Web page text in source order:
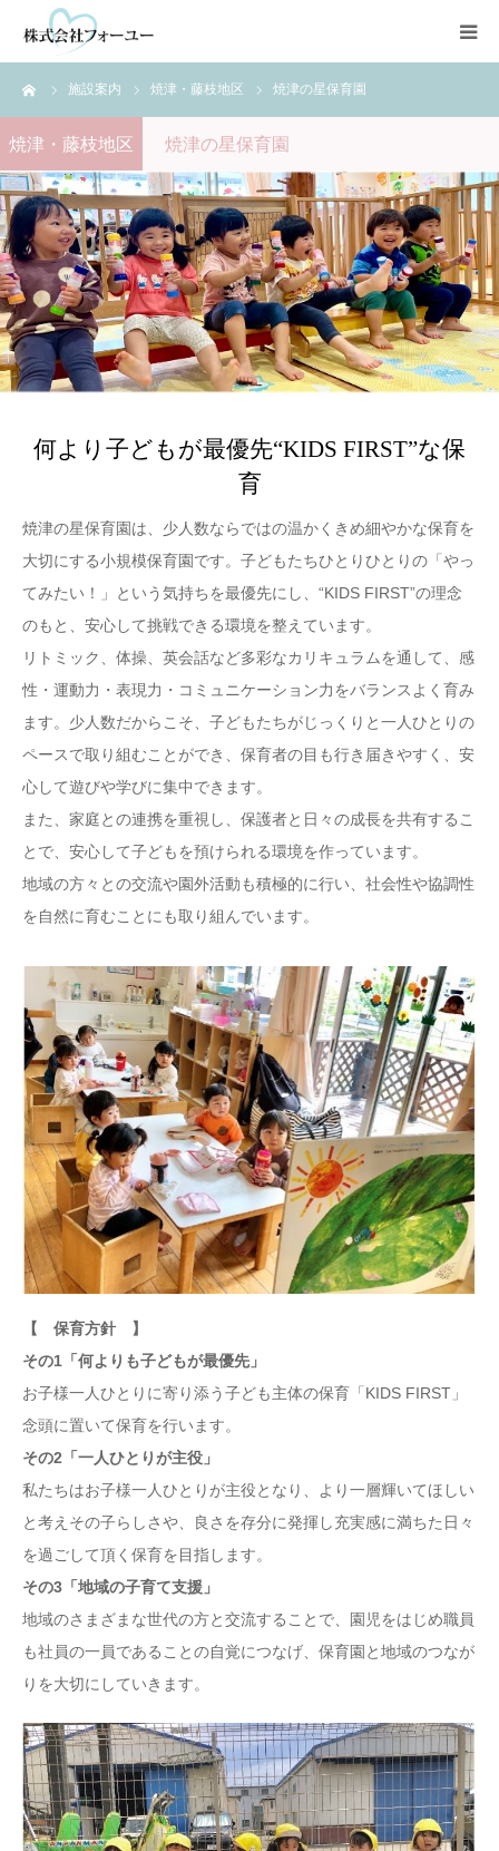
施設案内 焼津・藤枝地区 焼津の星保育園
焼津・藤枝地区 焼津の星保育園
何より子どもが最優先“KIDS FIRST”な保
育
焼津の星保育園は、少人数ならではの温かくきめ細やかな保育を
大切にする小規模保育園です。子どもたちひとりひとりの「やっ
てみたい！」という気持ちを最優先にし、“KIDS FIRST”の理念
のもと、安心して挑戦できる環境を整えています。
リトミック、体操、英会話など多彩なカリキュラムを通して、感
性・運動力・表現力・コミュニケーション力をバランスよく育み
ます。少人数だからこそ、子どもたちがじっくりと一人ひとりの
ペースで取り組むことができ、保育者の目も行き届きやすく、安
心して遊びや学びに集中できます。
また、家庭との連携を重視し、保護者と日々の成長を共有するこ
とで、安心して子どもを預けられる環境を作っています。
地域の方々との交流や園外活動も積極的に行い、社会性や協調性
を自然に育むことにも取り組んでいます。
【 保育方針 】
その1「何よりも子どもが最優先」
お子様一人ひとりに寄り添う子ども主体の保育「KIDS FIRST」
念頭に置いて保育を行います。
その2「一人ひとりが主役」
私たちはお子様一人ひとりが主役となり、より一層輝いてほしい
と考えその子らしさや、良さを存分に発揮し充実感に満ちた日々
を過ごして頂く保育を目指します。
その3「地域の子育て支援」
地域のさまざまな世代の方と交流することで、園児をはじめ職員
も社員の一員であることの自覚につなげ、保育園と地域のつなが
りを大切にしていきます。
HOME
会社情報
静岡・清水地区
焼津・藤枝地区
NPO法人